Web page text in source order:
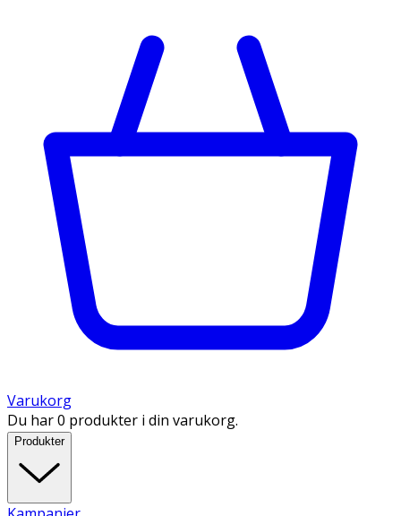
Varukorg
Du har 0 produkter i din varukorg.
Produkter